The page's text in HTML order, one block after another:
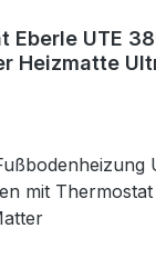
Eberle UTE
Heizmatte
mit